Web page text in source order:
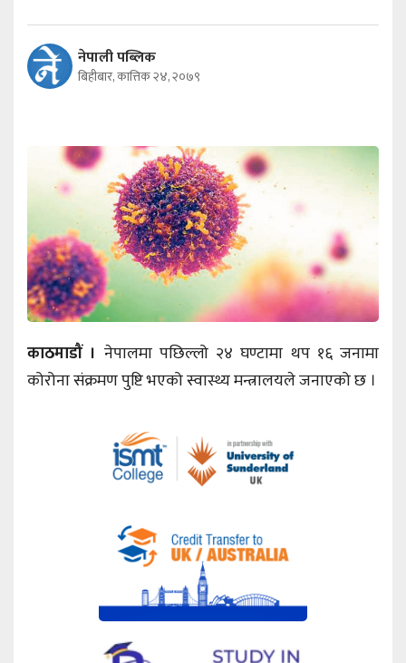
नेपाली पब्लिक
बिहीबार, कात्तिक २४, २०७९
काठमाडौं । नेपालमा पछिल्लो २४ घण्टामा थप १६ जनामा
कोरोना संक्रमण पुष्टि भएको स्वास्थ्य मन्त्रालयले जनाएको छ ।